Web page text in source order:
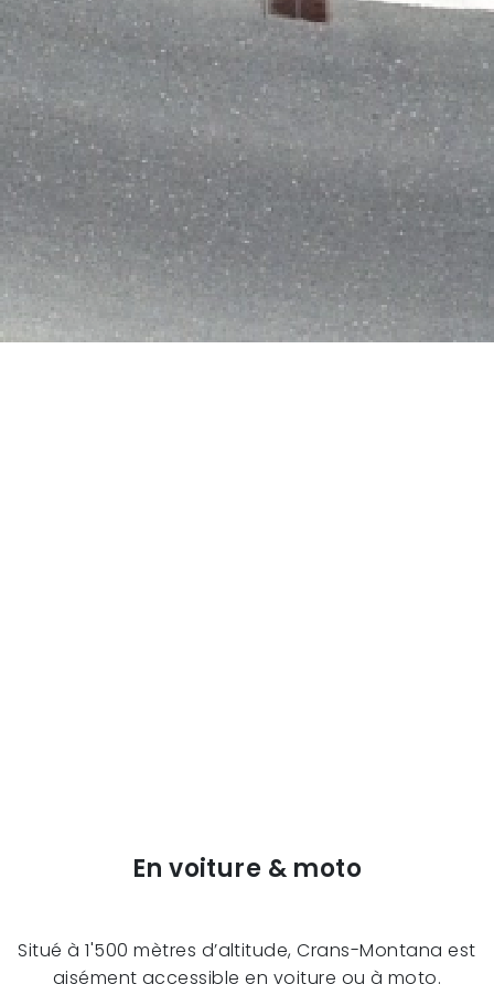
En voiture & moto
Situé à 1'500 mètres d’altitude, Crans-Montana est
aisément accessible en voiture ou à moto.